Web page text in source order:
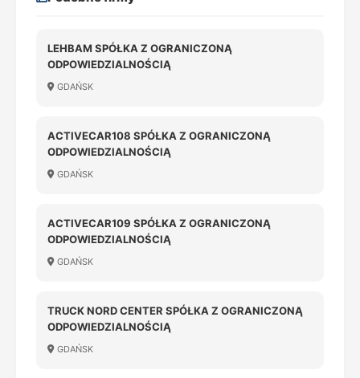
LEHBAM SPÓŁKA Z OGRANICZONĄ
ODPOWIEDZIALNOŚCIĄ
GDAŃSK
ACTIVECAR108 SPÓŁKA Z OGRANICZONĄ
ODPOWIEDZIALNOŚCIĄ
GDAŃSK
ACTIVECAR109 SPÓŁKA Z OGRANICZONĄ
ODPOWIEDZIALNOŚCIĄ
GDAŃSK
TRUCK NORD CENTER SPÓŁKA Z OGRANICZONĄ
ODPOWIEDZIALNOŚCIĄ
GDAŃSK